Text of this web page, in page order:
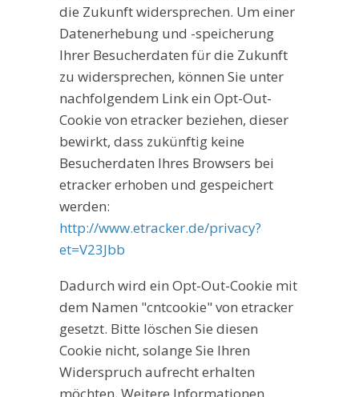
die Zukunft widersprechen. Um einer
Datenerhebung und -speicherung
Ihrer Besucherdaten für die Zukunft
zu widersprechen, können Sie unter
nachfolgendem Link ein Opt-Out-
Cookie von etracker beziehen, dieser
bewirkt, dass zukünftig keine
Besucherdaten Ihres Browsers bei
etracker erhoben und gespeichert
werden:
http://www.etracker.de/privacy?
et=V23Jbb
Dadurch wird ein Opt-Out-Cookie mit
dem Namen "cntcookie" von etracker
gesetzt. Bitte löschen Sie diesen
Cookie nicht, solange Sie Ihren
Widerspruch aufrecht erhalten